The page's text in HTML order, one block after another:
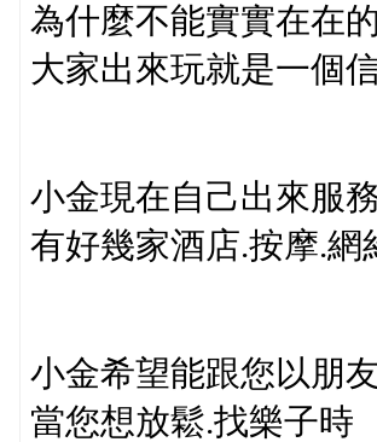
為什麼不能實實在在
大家出來玩就是一個
小金現在自己出來服
有好幾家酒店.按摩.網
小金希望能跟您以朋
當您想放鬆.找樂子時